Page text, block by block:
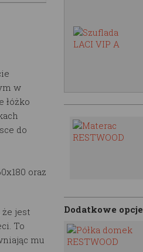
w
łóżko
do
oraz
że jest
To
mu
Dodatkowe opcje